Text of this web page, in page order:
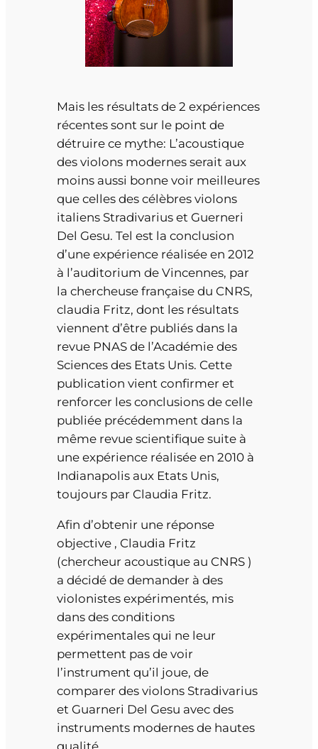
Mais les résultats de 2 expériences
récentes sont sur le point de
détruire ce mythe: L’acoustique
des violons modernes serait aux
moins aussi bonne voir meilleures
que celles des célèbres violons
italiens Stradivarius et Guerneri
Del Gesu. Tel est la conclusion
d’une expérience réalisée en 2012
à l’auditorium de Vincennes, par
la chercheuse française du CNRS,
claudia Fritz, dont les résultats
viennent d’être publiés dans la
revue PNAS de l’Académie des
Sciences des Etats Unis. Cette
publication vient confirmer et
renforcer les conclusions de celle
publiée précédemment dans la
même revue scientifique suite à
une expérience réalisée en 2010 à
Indianapolis aux Etats Unis,
toujours par Claudia Fritz.
Afin d’obtenir une réponse
objective , Claudia Fritz
(chercheur acoustique au CNRS )
a décidé de demander à des
violonistes expérimentés, mis
dans des conditions
expérimentales qui ne leur
permettent pas de voir
l’instrument qu’il joue, de
comparer des violons Stradivarius
et Guarneri Del Gesu avec des
instruments modernes de hautes